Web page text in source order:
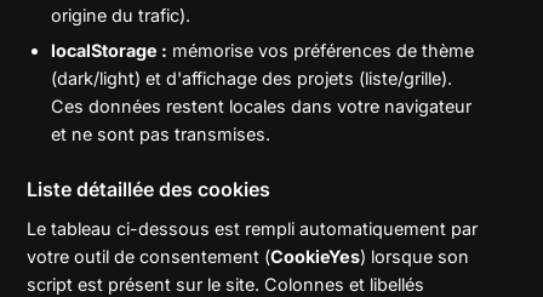
origine du trafic).
localStorage : mémorise vos préférences de thème
(dark/light) et d'affichage des projets (liste/grille).
Ces données restent locales dans votre navigateur
et ne sont pas transmises.
Liste détaillée des cookies
Le tableau ci-dessous est rempli automatiquement par
votre outil de consentement (CookieYes) lorsque son
script est présent sur le site. Colonnes et libellés